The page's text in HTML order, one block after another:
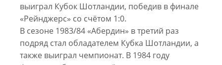
выиграл Кубок Шотландии, победив в финале
«Рейнджерс» со счётом 1:0.
В сезоне 1983/84 «Абердин» в третий раз
подряд стал обладателем Кубка Шотландии, а
также выиграл чемпионат. В 1984 году